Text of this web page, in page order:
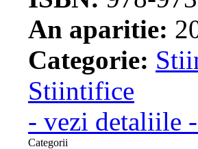
An aparitie:
Categorie:
Stiintifice
- vezi detaliile -
Categorii